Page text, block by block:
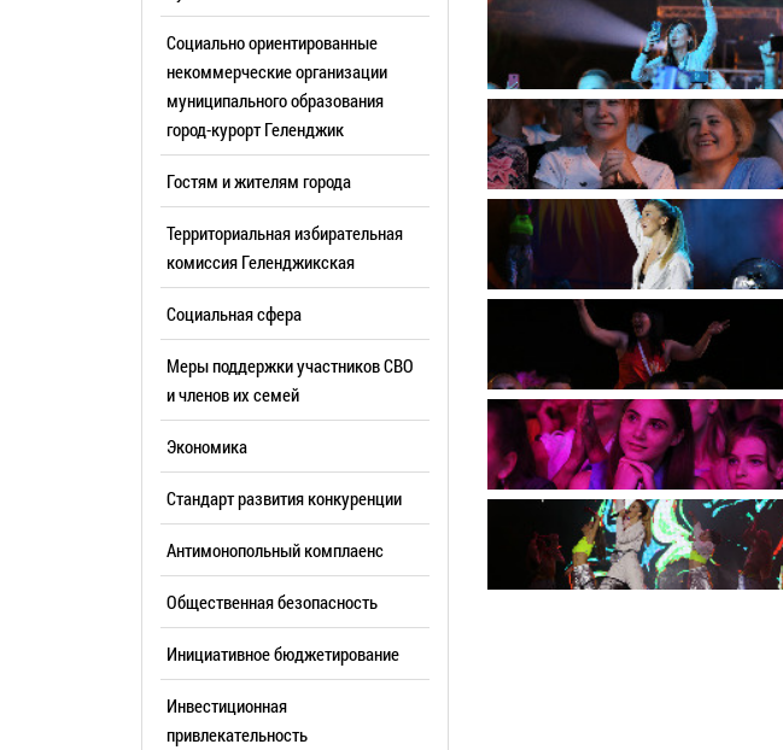
Стандарт развития конкуренции
Антимонопольный комплаенс
Общественная безопасность
Инициативное бюджетирование
Инвестиционная
Видеогалерея
РУКОВОДИТЕЛИ
Список руководителей
Резерв управленческих кадров
Сведения о нестационарных
объектах (НТО), QR-коды
Имущественная поддержка
субъектов МСП
Участие в программах
Проектная деятельность
Информационные системы
Официальные визиты и рабочие
поездки
Результаты проверок
Профсоюзные организации
Социально ориентированные
некоммерческие организации
муниципального образования
город-курорт Геленджик
Гостям и жителям города
Территориальная избирательная
комиссия Геленджикcкая
Социальная сфера
Меры поддержки участников СВО
и членов их семей
Экономика
Стандарт развития конкуренции
Антимонопольный комплаенс
Общественная безопасность
Инициативное бюджетирование
Инвестиционная
привлекательность